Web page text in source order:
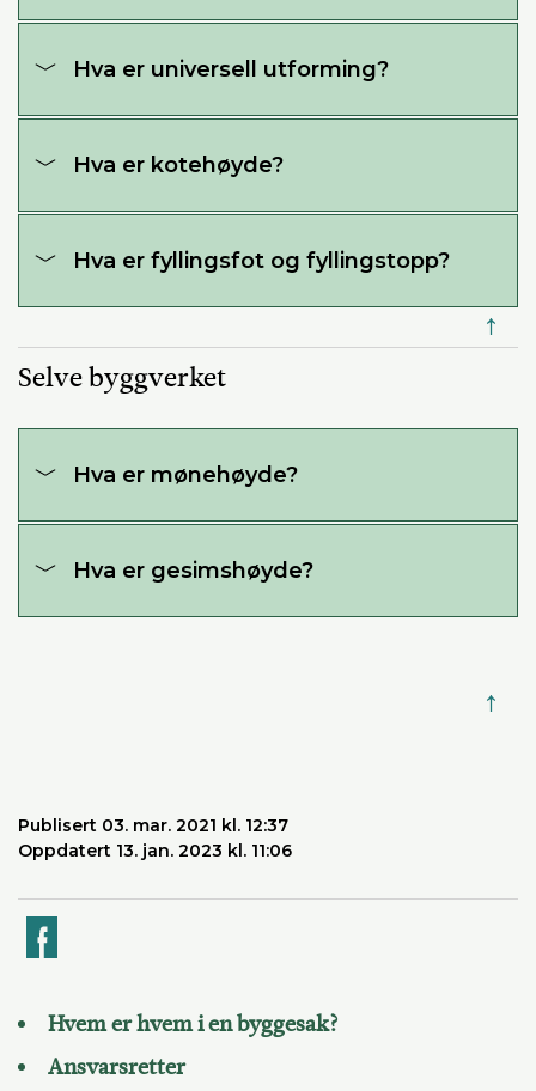
Hva er universell utforming?
Hva er kotehøyde?
Hva er fyllingsfot og fyllingstopp?
↑
Selve byggverket
Hva er mønehøyde?
Hva er gesimshøyde?
↑
Publisert 03. mar. 2021 kl. 12:37
Oppdatert 13. jan. 2023 kl. 11:06
Hvem er hvem i en byggesak?
Ansvarsretter